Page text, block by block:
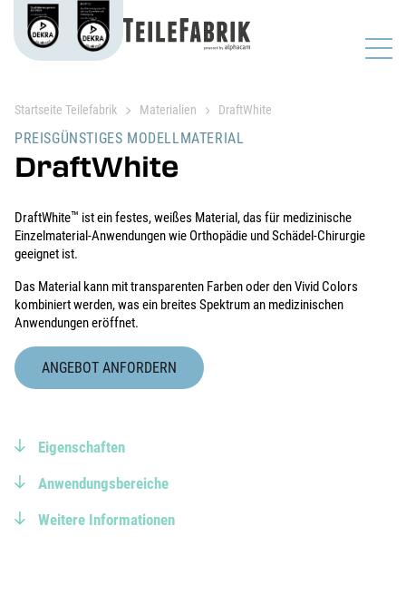
Startseite Teilefabrik Materialien DraftWhite
PREISGÜNSTIGES MODELLMATERIAL
DraftWhite
DraftWhite™ ist ein festes, weißes Material, das für medizinische
Einzelmaterial-Anwendungen wie Orthopädie und Schädel-Chirurgie
geeignet ist.
Das Material kann mit transparenten Farben oder den Vivid Colors
kombiniert werden, was ein breites Spektrum an medizinischen
Anwendungen eröffnet.
ANGEBOT ANFORDERN
Eigenschaften
Anwendungsbereiche
Weitere Informationen